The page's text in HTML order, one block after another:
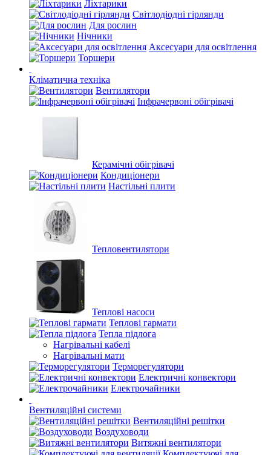
Ліхтарики
Світлодіодні гірлянди
Для рослин
Нічники
Аксесуари для освітлення
Торшери
Кліматична техніка
Вентилятори
Інфрачервоні обігрівачі
Керамічні обігрівачі
Кондиціонери
Настільні плити
Тепловентилятори
Теплові насоси
Теплові гармати
Тепла підлога
Нагрівальні кабелі
Нагрівальні мати
Терморегулятори
Електричні конвектори
Електрочайники
Вентиляційні системи
Вентиляційні решітки
Воздуховоди
Витяжні вентилятори